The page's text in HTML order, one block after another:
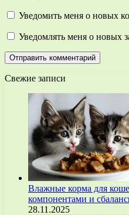
Уведомить меня о новых
Уведомлять меня о новых
Свежие записи
Влажные корма для
компонентами и
28.11.2025